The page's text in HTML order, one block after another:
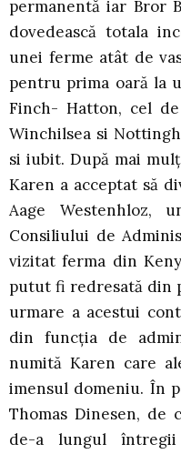
permanentă iar Bror
dovedească totala
unei ferme atât de
pentru prima oară la
Finch- Hatton, cel
Winchilsea si
si iubit. După mai
Karen a acceptat să
Aage Westenhloz,
Consiliului de
vizitat ferma din
putut fi redresată din
urmare a acestui
din funcţia de
numită Karen care
imensul domeniu. În
Thomas Dinesen, de
de-a lungul